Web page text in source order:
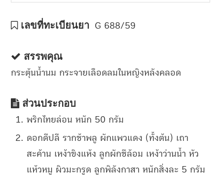
เลขที่ทะเบียนยา G 688/59
สรรพคุณ
กระตุ้นน้ำนม กระจายเลือดลมในหญิงหลังคลอด
ส่วนประกอบ
พริกไทยล่อน หนัก 50 กรัม
ดอกดีปลี รากช้าพลู ผักแพวแดง (ทั้งต้น) เถา
สะค้าน เหง้าขิงแห้ง ลูกผักชีล้อม เหง้าว่านน้ำ หัว
แห้วหมู ผิวมะกรูด ลูกพิลังกาสา หนักสิ่งละ 5 กรัม